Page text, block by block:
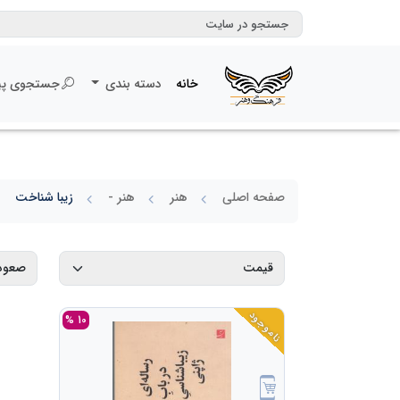
خانه دسته بندی جستجوی
صفحه اصلی هنر هنر - زیبا شناخت
ناموجود 10 %